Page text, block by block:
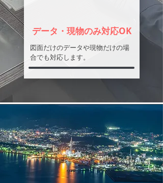
データ・現物のみ対応OK
図面だけのデータや現物だけの場
合でも対応します。